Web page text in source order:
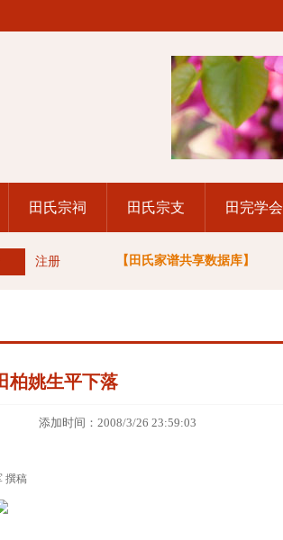
田氏宗祠 田氏宗支 田完学会
注册 【田氏家谱共享数据库】
柏姚生平下落
加时间：2008/3/26 23:59:03
撰稿